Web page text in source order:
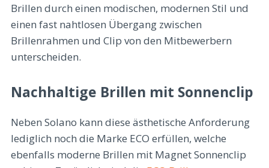
Brillen durch einen modischen, modernen Stil und
einen fast nahtlosen Übergang zwischen
Brillenrahmen und Clip von den Mitbewerbern
unterscheiden.
Nachhaltige Brillen mit Sonnenclip
Neben Solano kann diese ästhetische Anforderung
lediglich noch die Marke ECO erfüllen, welche
ebenfalls moderne Brillen mit Magnet Sonnenclip